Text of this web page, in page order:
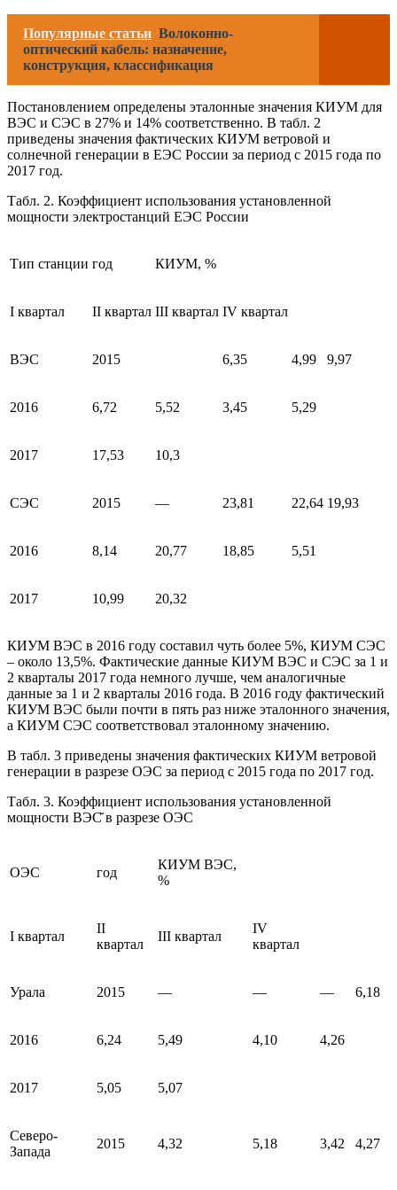
Популярные статьи Волоконно-
оптический кабель: назначение,
конструкция, классификация
Постановлением определены эталонные значения КИУМ для
ВЭС и СЭС в 27% и 14% соответственно. В табл. 2
приведены значения фактических КИУМ ветровой и
солнечной генерации в ЕЭС России за период с 2015 года по
2017 год.
Табл. 2. Коэффициент использования установленной
мощности электростанций ЕЭС России
Тип станции год КИУМ, %
I квартал II квартал III квартал IV квартал
ВЭС 2015 6,35 4,99 9,97
2016 6,72 5,52 3,45 5,29
2017 17,53 10,3
СЭС 2015 — 23,81 22,64 19,93
2016 8,14 20,77 18,85 5,51
2017 10,99 20,32
КИУМ ВЭС в 2016 году составил чуть более 5%, КИУМ СЭС
– около 13,5%. Фактические данные КИУМ ВЭС и СЭС за 1 и
2 кварталы 2017 года немного лучше, чем аналогичные
данные за 1 и 2 кварталы 2016 года. В 2016 году фактический
КИУМ ВЭС были почти в пять раз ниже эталонного значения,
а КИУМ СЭС соответствовал эталонному значению.
В табл. 3 приведены значения фактических КИУМ ветровой
генерации в разрезе ОЭС за период с 2015 года по 2017 год.
Табл. 3. Коэффициент использования установленной
мощности ВЭС̆ в разрезе ОЭС
ОЭС год
КИУМ ВЭС,
%
I квартал
II
квартал
III квартал
IV
квартал
Урала 2015 — — — 6,18
2016 6,24 5,49 4,10 4,26
2017 5,05 5,07
Северо-
Запада
2015 4,32 5,18 3,42 4,27